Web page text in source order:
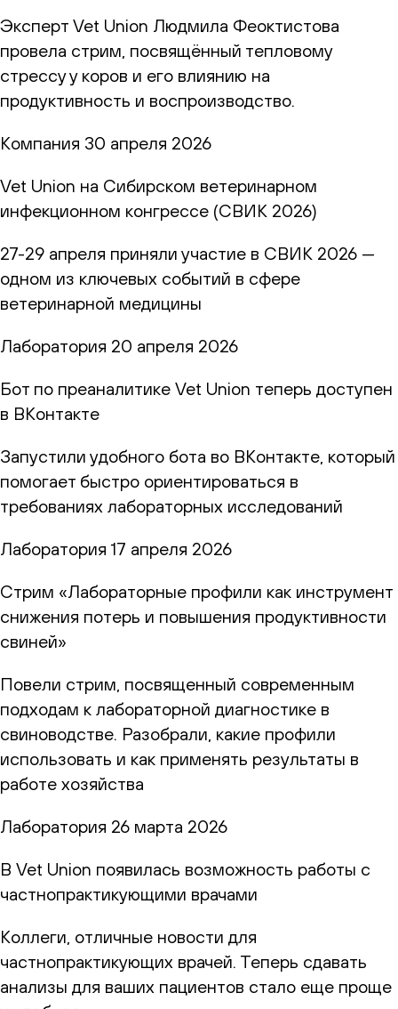
Эксперт Vet Union Людмила Феоктистова
провела стрим, посвящённый тепловому
стрессу у коров и его влиянию на
продуктивность и воспроизводство.
Компания 30 апреля 2026
Vet Union на Сибирском ветеринарном
инфекционном конгрессе (СВИК 2026)
27-29 апреля приняли участие в СВИК 2026 —
одном из ключевых событий в сфере
ветеринарной медицины
Лаборатория 20 апреля 2026
Бот по преаналитике Vet Union теперь доступен
в ВКонтакте
Запустили удобного бота во ВКонтакте, который
помогает быстро ориентироваться в
требованиях лабораторных исследований
Лаборатория 17 апреля 2026
Стрим «Лабораторные профили как инструмент
снижения потерь и повышения продуктивности
свиней»
Повели стрим, посвященный современным
подходам к лабораторной диагностике в
свиноводстве. Разобрали, какие профили
использовать и как применять результаты в
работе хозяйства
Лаборатория 26 марта 2026
В Vet Union появилась возможность работы с
частнопрактикующими врачами
Коллеги, отличные новости для
частнопрактикующих врачей. Теперь сдавать
анализы для ваших пациентов стало еще проще